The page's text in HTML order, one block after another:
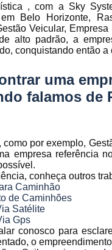
veicular
Sensores de
Sistema de
gravação
veicular
Sistemas
manutenção
Telemetria
, com a Sky
Belo Horizonte,
Veicular,
alto padrão, a
conquistando então a
uma
falamos de
por exemplo,
empresa referência
conheça outros
Caminhão
de Caminhões
Satélite
Gps
conosco para
o